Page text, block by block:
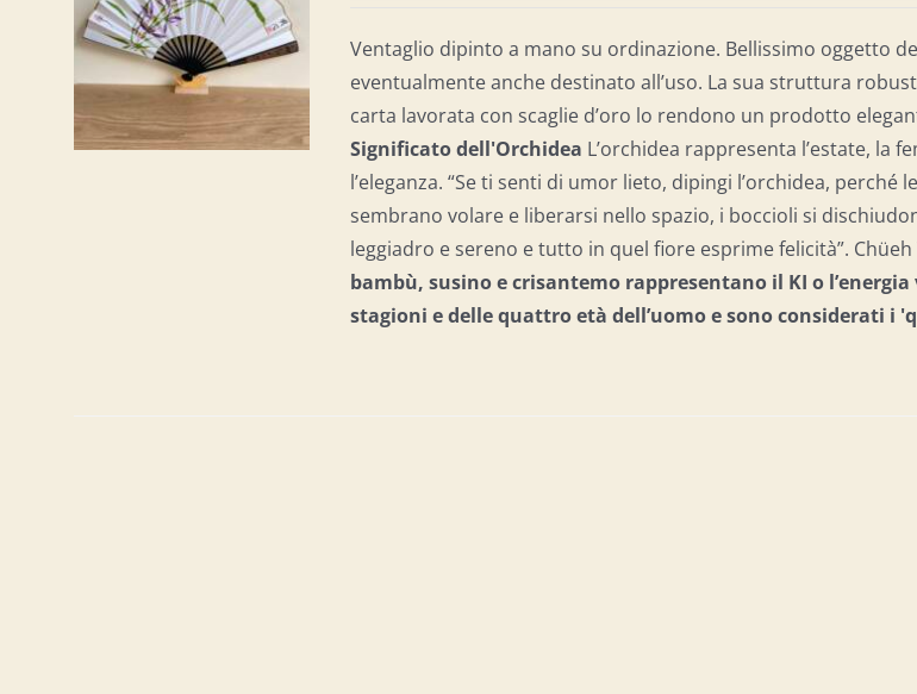
Ventaglio dipinto a mano su ordinazione. Bellissimo oggetto
eventualmente anche destinato all’uso. La sua struttura
carta lavorata con scaglie d’oro lo rendono un prodotto
Significato dell'Orchidea L’orchidea rappresenta l’estate, la
l’eleganza. “Se ti senti di umor lieto, dipingi l’orchidea, perché
sembrano volare e liberarsi nello spazio, i boccioli si
leggiadro e sereno e tutto in quel fiore esprime felicità”. Chüeh
bambù, susino e crisantemo rappresentano il KI o
stagioni e delle quattro età dell’uomo esono considerati i